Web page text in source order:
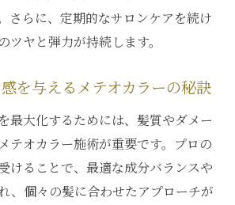
さらに、定期的なサロンケアを続け
ツヤと弾力が持続します。
を与えるメテオカラーの秘訣
最大化するためには、髪質やダメー
テオカラー施術が重要です。プロの
けることで、最適な成分バランスや
、個々の髪に合わせたアプローチが